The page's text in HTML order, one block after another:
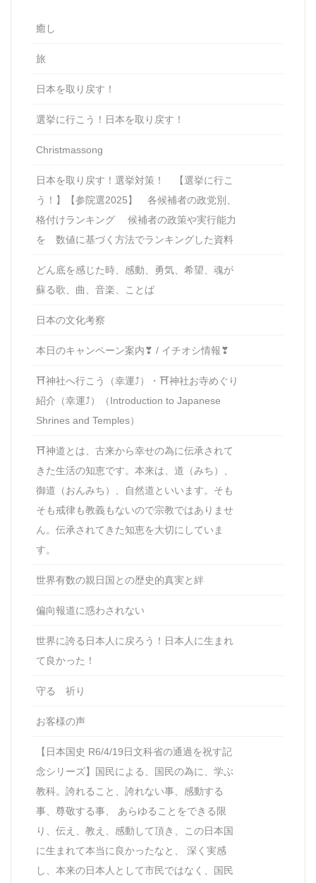
癒し
旅
日本を取り戻す！
選挙に行こう！日本を取り戻す！
Christmassong
日本を取り戻す！選挙対策！ 【選挙に行こ
う！】【参院選2025】 各候補者の政党別、
格付けランキング 候補者の政策や実行能力
を 数値に基づく方法でランキングした資料
どん底を感じた時、感動、勇気、希望、魂が
蘇る歌、曲、音楽、ことば
日本の文化考察
本日のキャンペーン案内❣ / イチオシ情報❣
⛩神社へ行こう（幸運⤴）・⛩神社お寺めぐり
紹介（幸運⤴）（Introduction to Japanese
Shrines and Temples）
⛩神道とは、古来から幸せの為に伝承されて
きた生活の知恵です。本来は、道（みち）、
御道（おんみち）、自然道といいます。そも
そも戒律も教義もないので宗教ではありませ
ん。伝承されてきた知恵を大切にしていま
す。
世界有数の親日国との歴史的真実と絆
偏向報道に惑わされない
世界に誇る日本人に戻ろう！日本人に生まれ
て良かった！
守る 祈り
お客様の声
【日本国史 R6/4/19日文科省の通過を祝す記
念シリーズ】国民による、国民の為に、学ぶ
教科。誇れること、誇れない事、感動する
事、尊敬する事、 あらゆることをできる限
り、伝え、教え、感動して頂き、この日本国
に生まれて本当に良かったなと、 深く実感
し、本来の日本人として市民ではなく、国民